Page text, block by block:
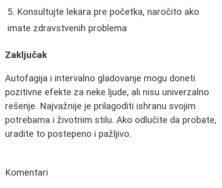
Konsultujte lekara pre početka, naročito ako
imate zdravstvenih problema
Zaključak
Autofagija i intervalno gladovanje mogu doneti
pozitivne efekte za neke ljude, ali nisu univerzalno
rešenje. Najvažnije je prilagoditi ishranu svojim
potrebama i životnim stilu. Ako odlučite da probate,
uradite to postepeno i pažljivo.
Komentari